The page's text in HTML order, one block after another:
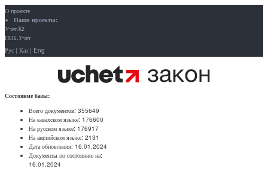
О проекте
Наши проекты:
Учёт.kz
ПОБ.Учёт
Рус | Қаз | Eng
Состояние базы:
Всего документов: 355649
На казахском языке: 176600
На русском языке: 176917
На английском языке: 2131
Дата обновления: 16.01.2024
Документы по состоянию на:
16.01.2024